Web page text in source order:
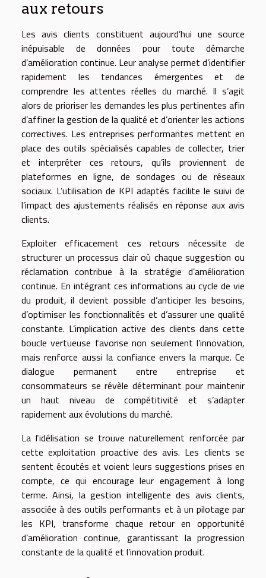
aux retours
Les avis clients constituent aujourd’hui une source
inépuisable de données pour toute démarche
d’amélioration continue. Leur analyse permet d’identifier
rapidement les tendances émergentes et de
comprendre les attentes réelles du marché. Il s’agit
alors de prioriser les demandes les plus pertinentes afin
d’affiner la gestion de la qualité et d’orienter les actions
correctives. Les entreprises performantes mettent en
place des outils spécialisés capables de collecter, trier
et interpréter ces retours, qu’ils proviennent de
plateformes en ligne, de sondages ou de réseaux
sociaux. L’utilisation de KPI adaptés facilite le suivi de
l’impact des ajustements réalisés en réponse aux avis
clients.
Exploiter efficacement ces retours nécessite de
structurer un processus clair où chaque suggestion ou
réclamation contribue à la stratégie d’amélioration
continue. En intégrant ces informations au cycle de vie
du produit, il devient possible d’anticiper les besoins,
d’optimiser les fonctionnalités et d’assurer une qualité
constante. L’implication active des clients dans cette
boucle vertueuse favorise non seulement l’innovation,
mais renforce aussi la confiance envers la marque. Ce
dialogue permanent entre entreprise et
consommateurs se révèle déterminant pour maintenir
un haut niveau de compétitivité et s’adapter
rapidement aux évolutions du marché.
La fidélisation se trouve naturellement renforcée par
cette exploitation proactive des avis. Les clients se
sentent écoutés et voient leurs suggestions prises en
compte, ce qui encourage leur engagement à long
terme. Ainsi, la gestion intelligente des avis clients,
associée à des outils performants et à un pilotage par
les KPI, transforme chaque retour en opportunité
d’amélioration continue, garantissant la progression
constante de la qualité et l’innovation produit.